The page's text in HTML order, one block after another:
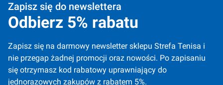
Zapisz się do newslettera
Odbierz 5% rabatu
Zapisz się na darmowy newsletter sklepu Strefa Tenisa i
nie przegap żadnej promocji oraz nowości. Po zapisaniu
się otrzymasz kod rabatowy uprawniający do
jednorazowych zakupów z rabatem 5%.